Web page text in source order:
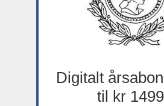
Digitalt
til kr